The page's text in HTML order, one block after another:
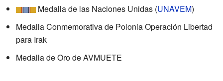
Medalla de las Naciones Unidas (UNAVEM)
Medalla Conmemorativa de Polonia Operación Libertad
para Irak
Medalla de Oro de AVMUETE